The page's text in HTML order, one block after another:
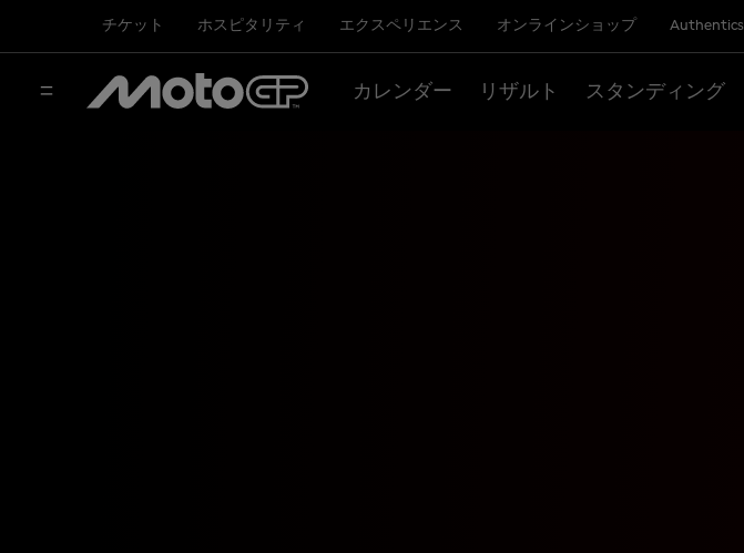
チケット ホスピタリティ エクスペリエンス オンラインショップ Authentics
カレンダー リザルト スタンディング